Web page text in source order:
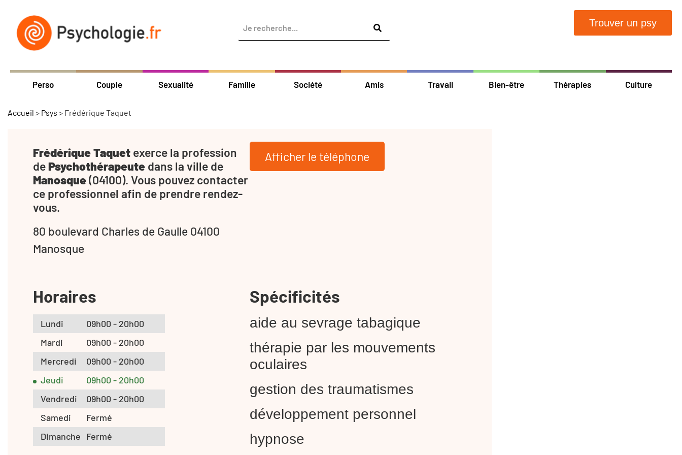
Trouver un psy
Perso Couple Sexualité Famille Société Amis Travail Bien-être Thérapies Culture
Accueil > Psys > Frédérique Taquet
Frédérique Taquet exerce la profession
dePsychothérapeute dans la ville de
Manosque(04100). Vous pouvez contacter
ce professionnel afin de prendre rendez-
vous.
80 boulevard Charles de Gaulle 04100
Manosque
Afficher le téléphone
Horaires
Lundi
09h00 - 20h00
Mardi
09h00 - 20h00
Mercredi
09h00 - 20h00
Jeudi
09h00 - 20h00
Vendredi
09h00 - 20h00
Samedi
Fermé
Dimanche Fermé
Spécificités
aide au sevrage tabagique
thérapie par les mouvements
oculaires
gestion des traumatismes
développement personnel
hypnose